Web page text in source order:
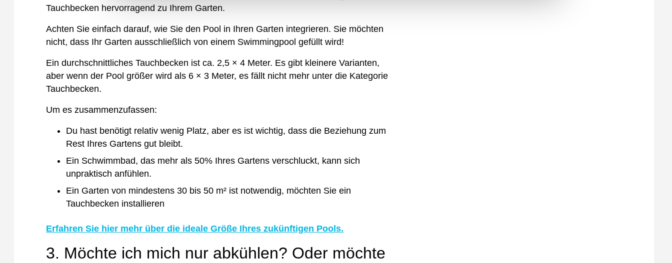
Tauchbecken hervorragend zu Ihrem Garten.
Achten Sie einfach darauf, wie Sie den Pool in Ihren Garten integrieren. Sie möchten
nicht, dass Ihr Garten ausschließlich von einem Swimmingpool gefüllt wird!
Ein durchschnittliches Tauchbecken ist ca. 2,5 × 4 Meter. Es gibt kleinere Varianten,
aber wenn der Pool größer wird als 6 × 3 Meter, es fällt nicht mehr unter die Kategorie
Tauchbecken.
Um es zusammenzufassen:
Du hast benötigt relativ wenig Platz, aber es ist wichtig, dass die Beziehung zum
Rest Ihres Gartens gut bleibt.
Ein Schwimmbad, das mehr als 50% Ihres Gartens verschluckt, kann sich
unpraktisch anfühlen.
Ein Garten von mindestens 30 bis 50 m² ist notwendig, möchten Sie ein
Tauchbecken installieren
Erfahren Sie hier mehr über die ideale Größe Ihres zukünftigen Pools.
3. Möchte ich mich nur abkühlen? Oder möchte